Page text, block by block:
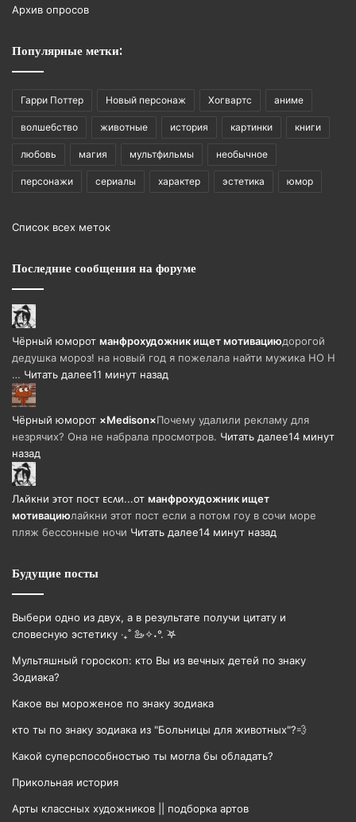
Архив опросов
Популярные метки:
Гарри Поттер Новый персонаж Хогвартс аниме
волшебство животные история картинки книги
любовь магия мультфильмы необычное
персонажи сериалы характер эстетика юмор
Список всех меток
Последние сообщения на форуме
Чёрный юморот манфрохудожник ищет мотивациюдорогой
дедушка мороз! на новый год я пожелала найти мужика НО Н
… Читать далее11 минут назад
Чёрный юморот ×Medison×Почему удалили рекламу для
незрячих? Она не набрала просмотров. Читать далее14 минут
назад
Лᴀйᴋни ϶ᴛᴏᴛ ᴨᴏᴄᴛ ᴇᴄᴧи...от манфрохудожник ищет
мотивациюлайкни этот пост если а потом гоу в сочи море
пляж бессонные ночи Читать далее14 минут назад
Будущие посты
Выбери одно из двух, а в результате получи цитату и
словесную эстетику ‧₊˚ 🦢✧˖°. ࣪𖤐
Мультяшный гороскоп: кто Вы из вечных детей по знаку
Зодиака?
Какое вы мороженое по знаку зодиака
кто ты по знаку зодиака из "Больницы для животных"?💨
Какой суперспособностью ты могла бы обладать?
Прикольная история
Арты классных художников || подборка артов